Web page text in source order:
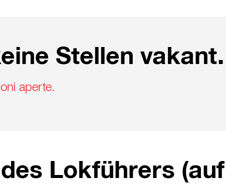
Stellen vakant.
aperte.
Lokführers (auf